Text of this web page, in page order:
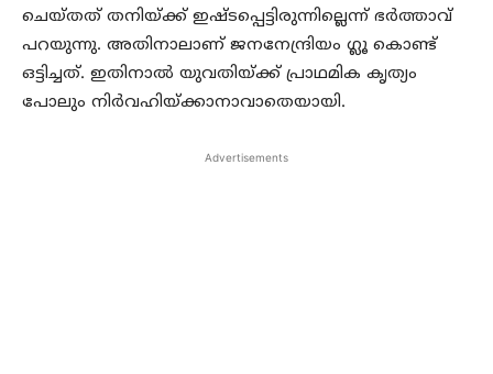
ചെയ്തത് തനിയ്ക്ക് ഇഷ്ടപ്പെട്ടിരുന്നില്ലെന്ന് ഭര്‍ത്താവ്
പറയുന്നു. അതിനാലാണ് ജനനേന്ദ്രിയം ഗ്ലൂ കൊണ്ട്
ഒട്ടിച്ചത്. ഇതിനാല്‍ യുവതിയ്ക്ക് പ്രാഥമിക കൃത്യം
പോലും നിര്‍വഹിയ്ക്കാനാവാതെയായി.
Advertisements